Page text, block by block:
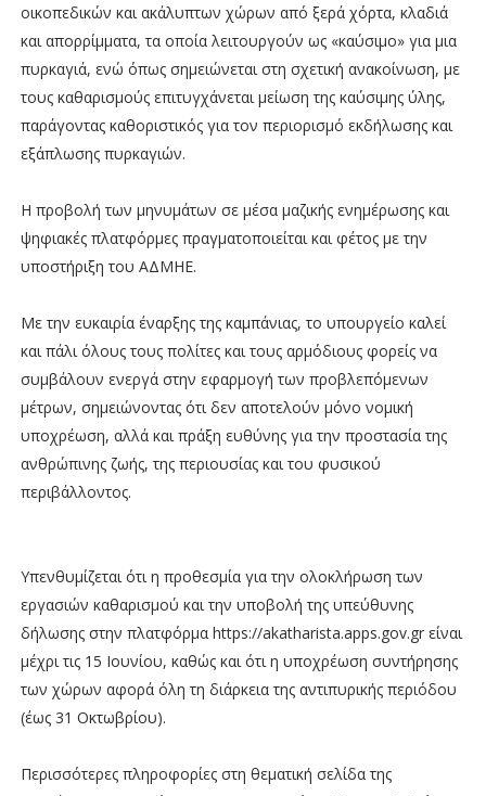
οικοπεδικών και ακάλυπτων χώρων από ξερά χόρτα, κλαδιά
και απορρίμματα, τα οποία λειτουργούν ως «καύσιμο» για μια
πυρκαγιά, ενώ όπως σημειώνεται στη σχετική ανακοίνωση, με
τους καθαρισμούς επιτυγχάνεται μείωση της καύσιμης ύλης,
παράγοντας καθοριστικός για τον περιορισμό εκδήλωσης και
εξάπλωσης πυρκαγιών.
Η προβολή των μηνυμάτων σε μέσα μαζικής ενημέρωσης και
ψηφιακές πλατφόρμες πραγματοποιείται και φέτος με την
υποστήριξη του ΑΔΜΗΕ.
Με την ευκαιρία έναρξης της καμπάνιας, το υπουργείο καλεί
και πάλι όλους τους πολίτες και τους αρμόδιους φορείς να
συμβάλουν ενεργά στην εφαρμογή των προβλεπόμενων
μέτρων, σημειώνοντας ότι δεν αποτελούν μόνο νομική
υποχρέωση, αλλά και πράξη ευθύνης για την προστασία της
ανθρώπινης ζωής, της περιουσίας και του φυσικού
περιβάλλοντος.
Υπενθυμίζεται ότι η προθεσμία για την ολοκλήρωση των
εργασιών καθαρισμού και την υποβολή της υπεύθυνης
δήλωσης στην πλατφόρμα https://akatharista.apps.gov.gr είναι
μέχρι τις 15 Ιουνίου, καθώς και ότι η υποχρέωση συντήρησης
των χώρων αφορά όλη τη διάρκεια της αντιπυρικής περιόδου
(έως 31 Οκτωβρίου).
Περισσότερες πληροφορίες στη θεματική σελίδα της